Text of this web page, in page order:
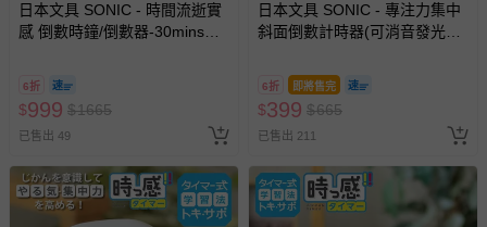
日本文具 SONIC - 時間流逝實
感 倒數時鐘/倒數器-30mins版-
6折
$999 $1665
已售出 49
日本文具 SONIC - 專注力集中
斜面倒數計時器(可消音發光提
6折 即將售完
$399 $665
已售出 211